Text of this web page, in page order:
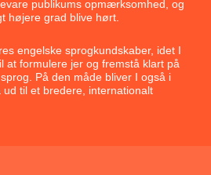
publikums opmærksomhed, og
højere grad blive hørt.
engelske sprogkundskaber, idet I
at formulere jer og fremstå klart på
På den måde bliver I også i
ud til et bredere, internationalt